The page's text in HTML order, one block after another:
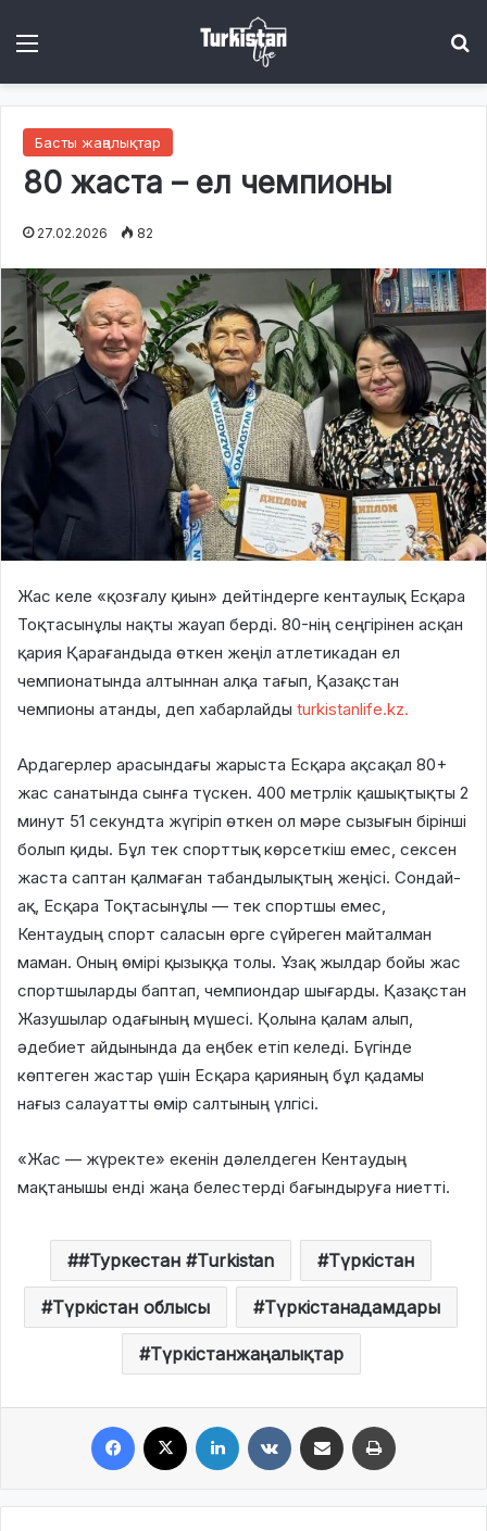
Басты жаңалықтар
80 жаста – ел чемпионы
27.02.2026 82
Жас келе «қозғалу қиын» дейтіндерге кентаулық Есқара
Тоқтасынұлы нақты жауап берді. 80-нің сеңгірінен асқан
қария Қарағандыда өткен жеңіл атлетикадан ел
чемпионатында алтыннан алқа тағып, Қазақстан
чемпионы атанды, деп хабарлайды turkistanlife.kz.
Ардагерлер арасындағы жарыста Есқара ақсақал 80+
жас санатында сынға түскен. 400 метрлік қашықтықты 2
минут 51 секундта жүгіріп өткен ол мәре сызығын бірінші
болып қиды. Бұл тек спорттық көрсеткіш емес, сексен
жаста саптан қалмаған табандылықтың жеңісі. Сондай-
ақ, Есқара Тоқтасынұлы — тек спортшы емес,
Кентаудың спорт саласын өрге сүйреген майталман
маман. Оның өмірі қызыққа толы. Ұзақ жылдар бойы жас
спортшыларды баптап, чемпиондар шығарды. Қазақстан
Жазушылар одағының мүшесі. Қолына қалам алып,
әдебиет айдынында да еңбек етіп келеді. Бүгінде
көптеген жастар үшін Есқара қарияның бұл қадамы
нағыз салауатты өмір салтының үлгісі.
«Жас — жүректе» екенін дәлелдеген Кентаудың
мақтанышы енді жаңа белестерді бағындыруға ниетті.
#Туркестан #Turkistan Түркістан
Түркістан облысы Түркістанадамдары
Түркістанжаңалықтар